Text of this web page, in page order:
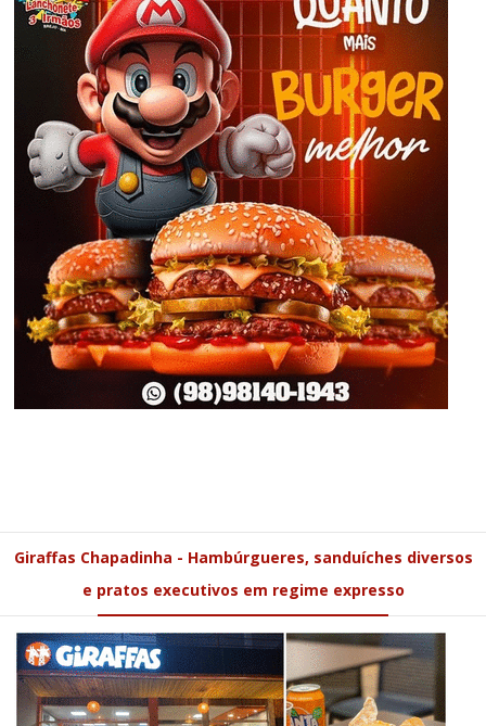
Giraffas Chapadinha - Hambúrgueres, sanduíches diversos
e pratos executivos em regime expresso